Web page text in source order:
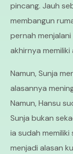
pincang. Jauh
membangun
pernah
akhirnya memiliki
Namun, Sunja
alasannya
Namun, Hansu
Sunja bukan
ia sudah
menjadi alasan